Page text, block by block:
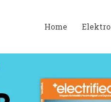
Home Elektro